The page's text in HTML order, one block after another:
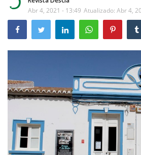
Desporto
Educação
Estatuto Editorial
Saúde
Abr 4, 2021 - 13:49 Atualizado: Abr 4,